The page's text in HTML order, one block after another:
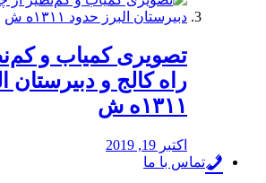
️تصویری کمیاب و
راه كالج و دبيرستان
۱۳۱۱ه ش
اکتبر 19, 2019
تماس با ما